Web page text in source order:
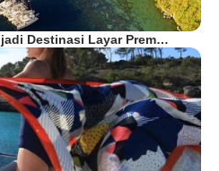
Destinasi Layar Prem…